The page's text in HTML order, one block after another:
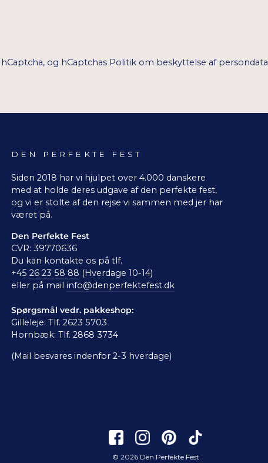
og hCaptchas Politik om beskyttelse af persondata
DEN PERFEKTE FEST
Siden 2018 har vi hjulpet over 4.000 danskere
med at holde deres udgave af den perfekte fest,
og vi er stolte af den rejse vi sammen med jer har
været på.
Den Perfekte Fest
CVR: 39770636
Du kan kontakte os på tlf.
+45 26 23 58 88 (Hverdage 10-14)
eller på mail info@denperfektefest.dk
Spørgsmål vedr. pakkeshop:
Gilleleje: Tlf. 2623 5703
Hornbæk: Tlf. 2868 3734
(Mail besvares indenfor 2-3 hverdage)
© 2026 Den Perfekte Fest